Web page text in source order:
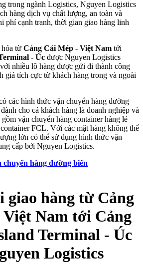
trong ngành Logistics, Nguyen Logistics
hàng dịch vụ chất lượng, an toàn và
phí cạnh tranh, thời gian giao hàng linh
từ Cảng Cái Mép - Việt Nam tới
- Úc được Nguyen Logistics
nhiều lô hàng được gửi đi thành công
giá tích cực từ khách hàng trong và ngoài
các hình thức vận chuyển hàng đường
dành cho cả khách hàng là doanh nghiệp và
vận chuyển hàng container hàng lẻ
FCL. Với các mặt hàng không thể
lớn có thể sử dụng hình thức vận
cấp bởi Nguyen Logistics.
chuyển hàng đường biển
hàng từ Cảng
Nam tới Cảng
Terminal - Úc
Logistics